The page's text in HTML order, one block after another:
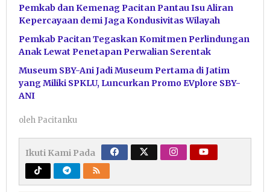
Pemkab dan Kemenag Pacitan Pantau Isu Aliran
Kepercayaan demi Jaga Kondusivitas Wilayah
Pemkab Pacitan Tegaskan Komitmen Perlindungan
Anak Lewat Penetapan Perwalian Serentak
Museum SBY-Ani Jadi Museum Pertama di Jatim
yang Miliki SPKLU, Luncurkan Promo EVplore SBY-
ANI
oleh Pacitanku
Ikuti Kami Pada